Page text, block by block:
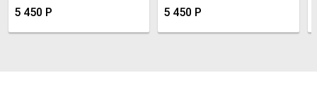
5 450 Р 5 450 Р